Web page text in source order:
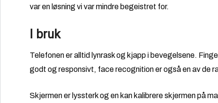
var en løsning vi var mindre begeistret for.
I bruk
Telefonen er alltid lynrask og kjapp i bevegelsene.
godt og responsivt, face recognition er også en av de
Skjermen er lyssterk og en kan kalibrere skjermen på